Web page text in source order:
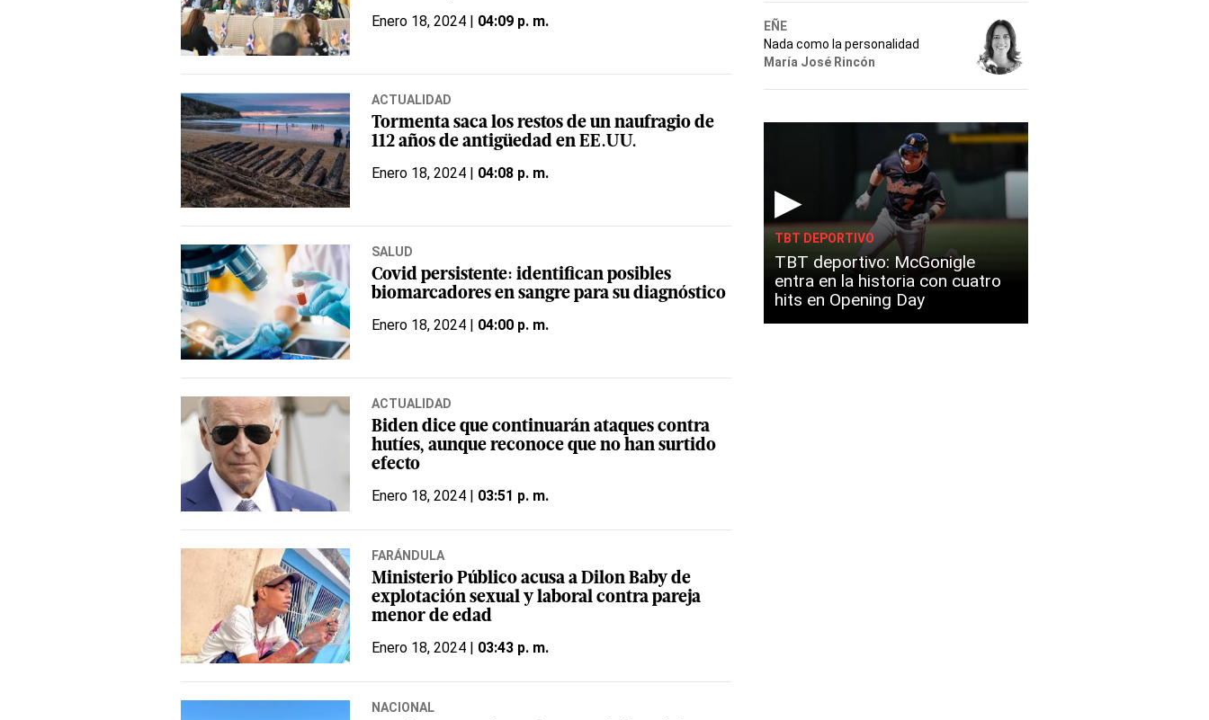
Enero 18, 2024 | 04:09 p. m.
ACTUALIDAD
Tormenta saca los restos de un naufragio de
112 años de antigüedad en EE.UU.
Enero 18, 2024 | 04:08 p. m.
SALUD
Covid persistente: identifican posibles
biomarcadores en sangre para su diagnóstico
Enero 18, 2024 | 04:00 p. m.
ACTUALIDAD
Biden dice que continuarán ataques contra
hutíes, aunque reconoce que no han surtido
efecto
Enero 18, 2024 | 03:51 p. m.
FARÁNDULA
Ministerio Público acusa a Dilon Baby de
explotación sexual y laboral contra pareja
menor de edad
Enero 18, 2024 | 03:43 p. m.
NACIONAL
EÑE
Nada como la personalidad
María José Rincón
▶
TBT DEPORTIVO
TBT deportivo: McGonigle
entra en la historia con cuatro
hits en Opening Day